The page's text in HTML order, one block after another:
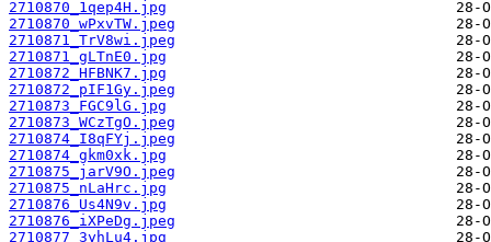
2710870_1qep4H.jpg
2710870_wPxvTW.jpeg
2710871_TrV8wi.jpeg
2710871_gLTnE0.jpg
2710872_HFBNK7.jpg
2710872_pIF1Gy.jpeg
2710873_FGC9lG.jpg
2710873_WCzTgO.jpeg
2710874_I8qFYj.jpeg
2710874_gkm0xk.jpg
2710875_jarV9O.jpeg
2710875_nLaHrc.jpg
2710876_Us4N9v.jpg
2710876_iXPeDg.jpeg
2710877_3yhLu4.jpg